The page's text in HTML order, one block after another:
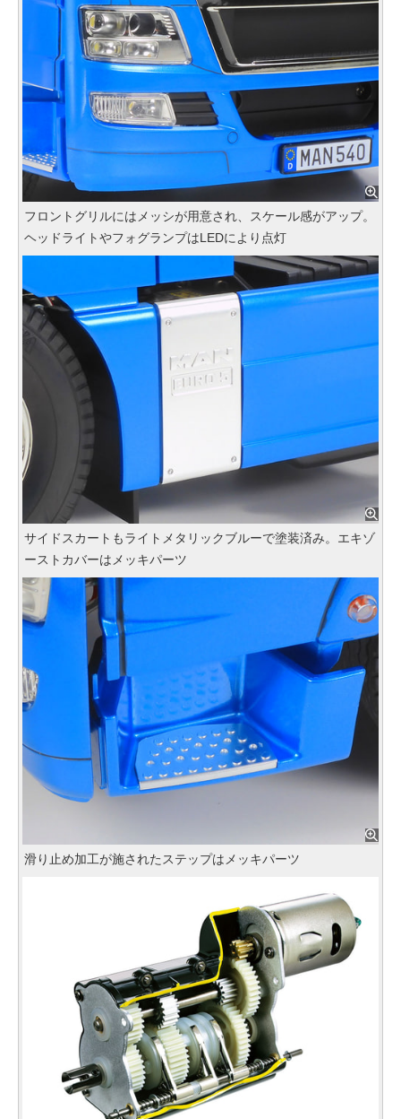
フロントグリルにはメッシが用意され、スケール感がアップ。
ヘッドライトやフォグランプはLEDにより点灯
サイドスカートもライトメタリックブルーで塗装済み。エキゾ
ーストカバーはメッキパーツ
滑り止め加工が施されたステップはメッキパーツ